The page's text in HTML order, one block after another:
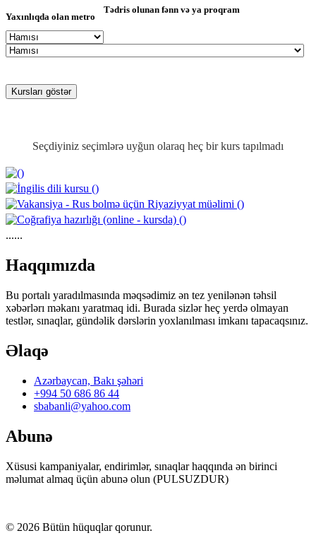
Yaxınlıqda olan metro
Tədris olunan fənn və ya proqram
Seçdiyiniz seçimlərə uyğun olaraq heç bir kurs tapılmadı
......
Haqqımızda
Bu portalı yaradılmasında məqsədimiz ən tez yenilənən təhsil
xəbərlərı məkanı yaratmaq idi. Burada sizlər heç yerdə olmayan
testlər, sınaqlar, gündəlik dərslərin yoxlanılması imkanı tapacaqsınız.
Əlaqə
Azərbaycan, Bakı şəhəri
+994 50 686 86 44
sbabanli@yahoo.com
Abunə
Xüsusi kampaniyalar, endirimlər, sınaqlar haqqında ən birinci
məlumat almaq üçün abunə olun (PULSUZDUR)
© 2026 Bütün hüquqlar qorunur.